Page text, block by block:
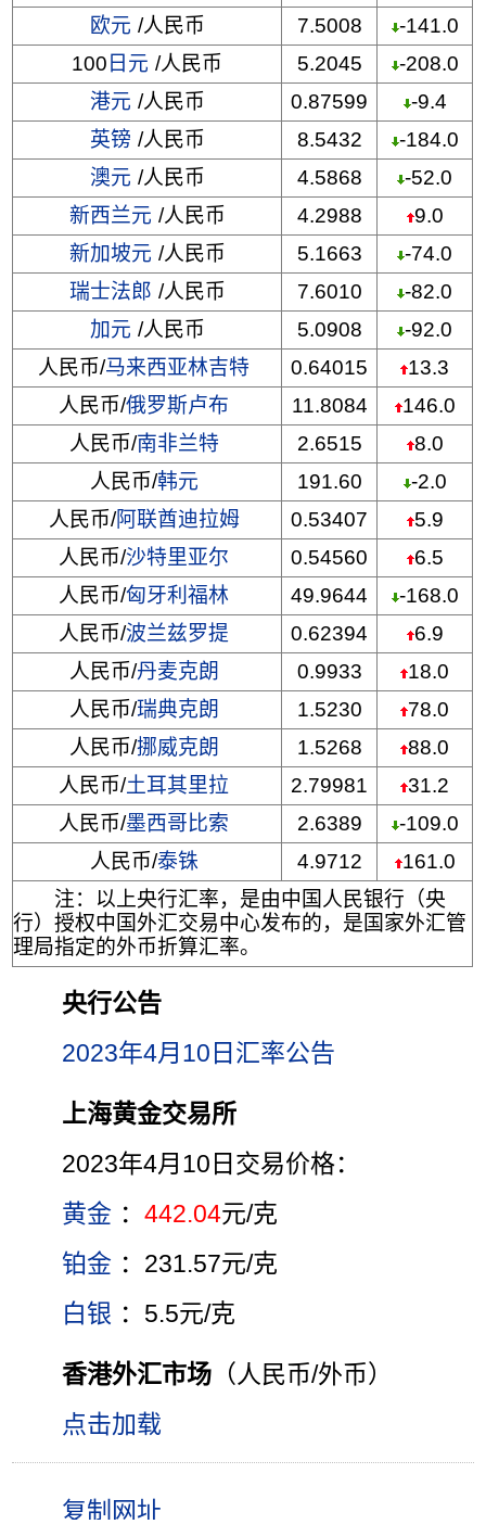
欧元 /人民币 7.5008
-141.0
100 日元 /人民币 5.2045
-208.0
港元 /人民币 0.87599
-9.4
英镑 /人民币 8.5432
-184.0
澳元 /人民币 4.5868
-52.0
新西兰元 /人民币 4.2988
9.0
新加坡元 /人民币 5.1663
-74.0
瑞士法郎 /人民币 7.6010
-82.0
加元 /人民币 5.0908
-92.0
人民币/马来西亚林吉特 0.64015
13.3
人民币/俄罗斯卢布 11.8084
146.0
人民币/南非兰特 2.6515
8.0
人民币/韩元 191.60
-2.0
人民币/阿联酋迪拉姆 0.53407
5.9
人民币/沙特里亚尔 0.54560
6.5
人民币/匈牙利福林 49.9644
-168.0
人民币/波兰兹罗提 0.62394
6.9
人民币/丹麦克朗 0.9933
18.0
人民币/瑞典克朗 1.5230
78.0
人民币/挪威克朗 1.5268
88.0
人民币/土耳其里拉 2.79981
31.2
人民币/墨西哥比索 2.6389
-109.0
人民币/泰铢 4.9712
161.0
注：以上央行汇率，是由中国人民银行（央
行）授权中国外汇交易中心发布的，是国家外汇管
理局指定的外币折算汇率。
央行公告
2023年4月10日汇率公告
上海黄金交易所
2023年4月10日交易价格：
黄金 ：442.04元/克
铂金 ：231.57元/克
白银 ：5.5元/克
香港外汇市场 （人民币/外币）
点击加载